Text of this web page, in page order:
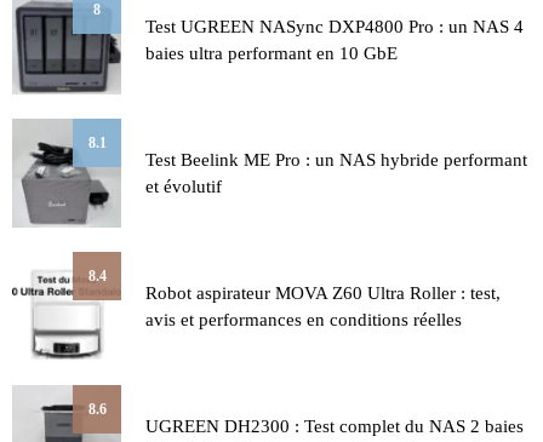
8
Test UGREEN NASync DXP4800 Pro : un NAS 4
baies ultra performant en 10 GbE
8.1
Test Beelink ME Pro : un NAS hybride performant
et évolutif
8.4
Robot aspirateur MOVA Z60 Ultra Roller : test,
avis et performances en conditions réelles
8.6
UGREEN DH2300 : Test complet du NAS 2 baies